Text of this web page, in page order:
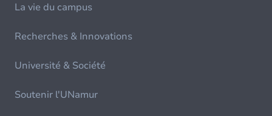
La vie du campus
Recherches & Innovations
Université & Société
Soutenir l'UNamur